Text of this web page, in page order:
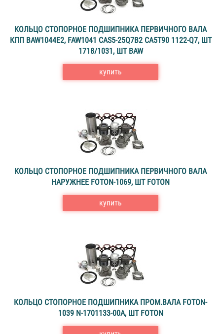
КОЛЬЦО СТОПОРНОЕ ПОДШИПНИКА ПЕРВИЧНОГО ВАЛА
КПП BAW1044Е2, FAW1041 CAS5-25Q7B2 CA5T90 1122-Q7, ШТ
1718/1031, ШТ BAW
купить
КОЛЬЦО СТОПОРНОЕ ПОДШИПНИКА ПЕРВИЧНОГО ВАЛА
НАРУЖНЕЕ FOTON-1069, ШТ FOTON
купить
КОЛЬЦО СТОПОРНОЕ ПОДШИПНИКА ПРОМ.ВАЛА FOTON-
1039 N-1701133-00А, ШТ FOTON